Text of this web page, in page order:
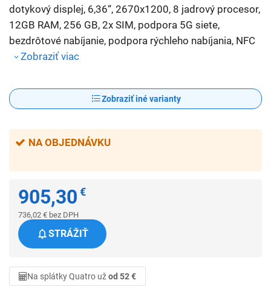
dotykový displej, 6,36“, 2670x1200, 8 jadrový procesor,
12GB RAM, 256 GB, 2x SIM, podpora 5G siete,
bezdrôtové nabíjanie, podpora rýchleho nabíjania, NFC
Zobraziť viac
Zobraziť iné varianty
NA OBJEDNÁVKU
905,30 €
736,02 € bez DPH
STRÁŽIŤ
Na splátky Quatro užod 52 €